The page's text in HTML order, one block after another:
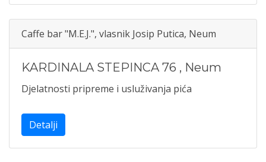
Caffe bar "M.E.J.", vlasnik Josip Putica, Neum
KARDINALA STEPINCA 76 , Neum
Djelatnosti pripreme i usluživanja pića
Detalji